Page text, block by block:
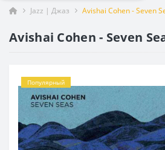
Jazz | Джаз Avishai Cohen - Seven
Avishai Cohen - Seven
Популярный